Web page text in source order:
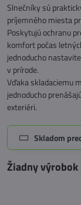
Slnečníky sú
príjemného miesta
Poskytujú ochranu
komfort počas
jednoducho
v prírode.
Vďaka skladaciemu
jednoducho
exteriéri.
Skladom